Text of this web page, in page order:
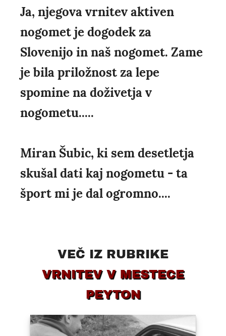
Ja, njegova vrnitev aktiven
nogomet je dogodek za
Slovenijo in naš nogomet. Zame
je bila priložnost za lepe
spomine na doživetja v
nogometu.....
Miran Šubic, ki sem desetletja
skušal dati kaj nogometu - ta
šport mi je dal ogromno....
VEČ IZ RUBRIKE
VRNITEV V MESTECE
PEYTON